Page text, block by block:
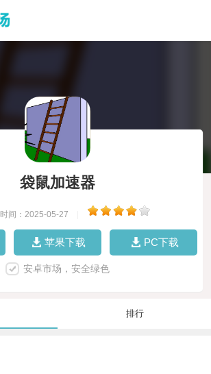
袋鼠加速器
时间：2025-05-27
苹果下载 PC下载
安卓市场，安全绿色
排行